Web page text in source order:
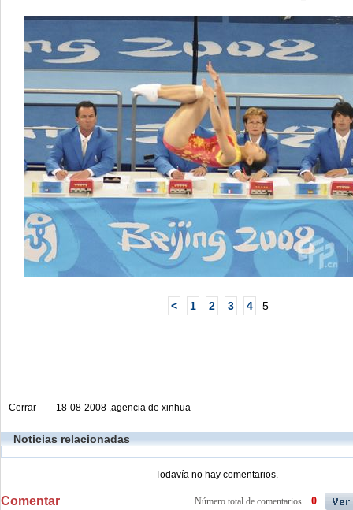
< 1 2 3 4 5
Cerrar 18-08-2008 ,agencia de xinhua
Noticias relacionadas
Todavía no hay comentarios.
Comentar Número total de comentarios 0